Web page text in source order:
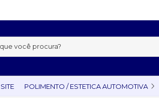
POLIMENTO / ESTETICA AUTOMOTIVA